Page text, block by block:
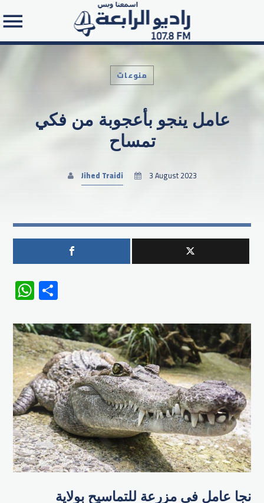
Search in the website:
منوعات
عامل ينجو بأعجوبة من فكي
تمساح
Jihed Traidi 3 August 2023
WhatsApp
نجا عامل في مزرعة للتماسيح بولاية